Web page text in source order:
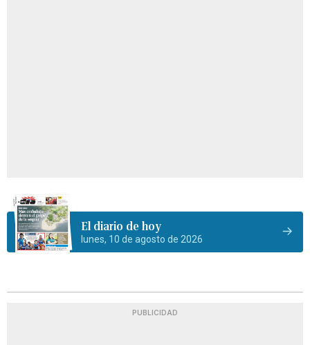
El diario de hoy
lunes, 10 de agosto de 2026
PUBLICIDAD